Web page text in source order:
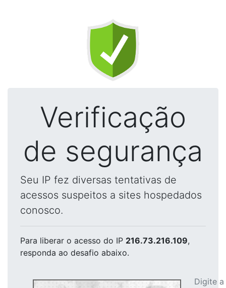
Verificação
de segurança
Seu IP fez diversas tentativas de
acessos suspeitos a sites hospedados
conosco.
Para liberar o acesso do IP 216.73.216.109,
responda ao desafio abaixo.
Digite